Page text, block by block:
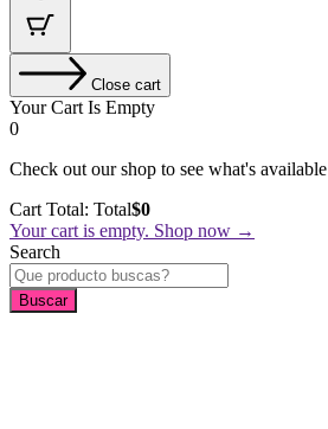
Close cart
Your Cart Is Empty
0
Check out our shop to see what's available
Cart Total: Total$0
Your cart is empty. Shop now →
Search
Buscar